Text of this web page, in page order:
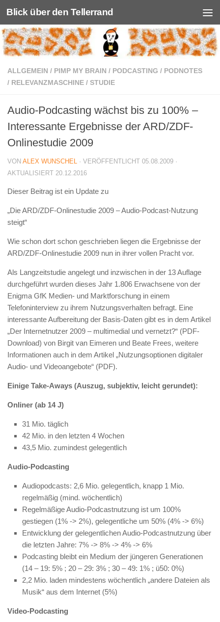
Unter dem Inhalt
Blick über den Tellerrand
ALLGEMEIN / PIMP MY BRAIN / PODCASTING / PODNOTES
/ RELEVANZMASCHINE / STUDIE
Audio-Podcasting wächst bis zu 100% –
Interessante Ergebnisse der ARD/ZDF-
Onlinestudie 2009
VON ALEX WUNSCHEL · VERÖFFENTLICHT 05.08.2009 ·
AKTUALISIERT 20.12.2016
Dieser Beitrag ist ein Update zu
„Die ARD/ZDF-Onlinestudie 2009 – Audio-Podcast-Nutzung
steigt“
Wie schon dort schon geschrieben liegen die Ergebnisse der
ARD/ZDF-Onlinestudie 2009 nun in ihrer vollen Pracht vor.
Als Langzeitstudie angelegt und inzwischen in der 13 Auflage
durchgeführt wurden dieses Jahr 1.806 Erwachsene von der
Enigma GfK Medien- und Marktforschung in einem
Telefoninterview zu ihrem Nutzungsverhalten befragt. Eine
interessante Aufbereitung der Basis-Daten gibt es in dem Artikel
„Der Internetnutzer 2009 – multimedial und vernetzt?“ (PDF-
Download) von Birgit van Eimeren und Beate Frees, weitere
Informationen auch in dem Artikel „Nutzungsoptionen digitaler
Audio- und Videoangebote“ (PDF).
Einige Take-Aways (Auszug, subjektiv, leicht gerundet):
Onliner (ab 14 J)
31 Mio. täglich
42 Mio. in den letzten 4 Wochen
43,5 Mio. zumindest gelegentlich
Audio-Podcasting
Audiopodcasts: 2,6 Mio. gelegentlich, knapp 1 Mio.
regelmäßig (mind. wöchentlich)
Regelmäßige Audio-Podcastnutzung ist um 100%
gestiegen (1% -> 2%), gelegentliche um 50% (4% -> 6%)
Entwicklung der gelegentlichen Audio-Podcastnutzung über
die letzten Jahre: 7% -> 8% -> 4% -> 6%
Podcasting bleibt ein Medium der jüngeren Generationen
(14 – 19: 5% ; 20 – 29: 3% ; 30 – 49: 1% ; ü50: 0%)
2,2 Mio. laden mindestens wöchentlich „andere Dateien als
Musik“ aus dem Internet (5%)
Video-Podcasting